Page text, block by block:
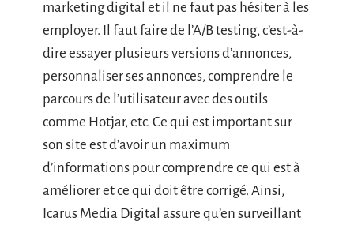
marketing digital et il ne faut pas hésiter à les
employer. Il faut faire de l’A/B testing, c’est-à-
dire essayer plusieurs versions d’annonces,
personnaliser ses annonces, comprendre le
parcours de l’utilisateur avec des outils
comme Hotjar, etc. Ce qui est important sur
son site est d’avoir un maximum
d’informations pour comprendre ce qui est à
améliorer et ce qui doit être corrigé. Ainsi,
Icarus Media Digital assure qu’en surveillant